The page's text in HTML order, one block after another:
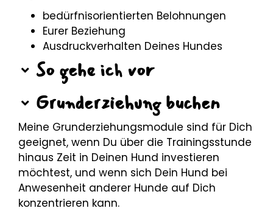
bedürfnisorientierten Belohnungen
Eurer Beziehung
Ausdruckverhalten Deines Hundes
So gehe ich vor
Grunderziehung buchen
Meine Grunderziehungsmodule sind für Dich
geeignet, wenn Du über die Trainingsstunde
hinaus Zeit in Deinen Hund investieren
möchtest, und wenn sich Dein Hund bei
Anwesenheit anderer Hunde auf Dich
konzentrieren kann.